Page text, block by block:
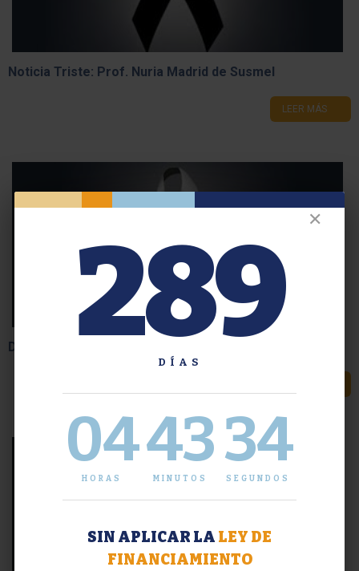
Noticia Triste: Prof. Nuria Madrid de Susmel
LEER MÁS
Despedida al profesor Luis Hernando Rota
✕
289
DÍAS
04
HORAS
43
MINUTOS
35
SEGUNDOS
SIN APLICAR LA LEY DE
FINANCIAMIENTO